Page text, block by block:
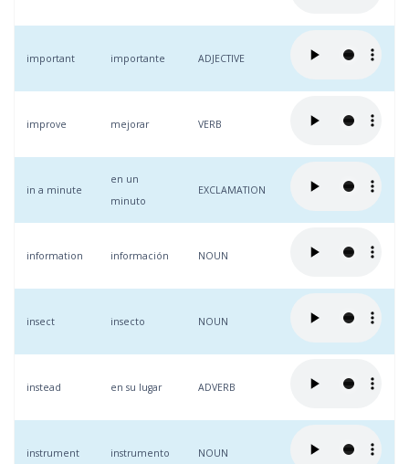
important importante ADJECTIVE
improve mejorar VERB
in a minute
en un
minuto
EXCLAMATION
information información NOUN
insect insecto NOUN
instead en su lugar ADVERB
instrument instrumento NOUN